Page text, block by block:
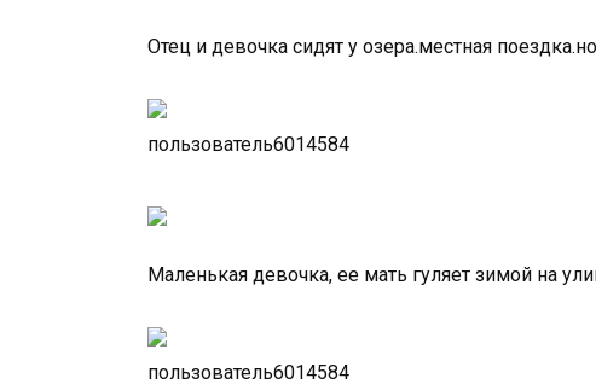
Отец и девочка сидят у озера.местная
пользователь6014584
Маленькая девочка, ее мать гуляет зимой на
пользователь6014584